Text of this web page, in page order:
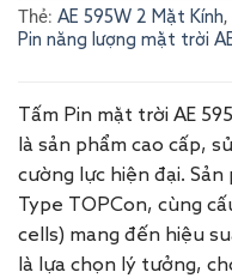
Thẻ: AE 595W 2 Mặt Kính,
Pin năng lượng mặt trời
​Tấm Pin mặt trời AE
là sản phẩm cao cấp,
cường lực hiện đại.
Type TOPCon, cùng
cells) mang đến hiệu
là lựa chọn lý tưởng,